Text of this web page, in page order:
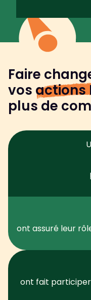
Faire
vos actions
plus de
ont assuré leur
ont fait participer